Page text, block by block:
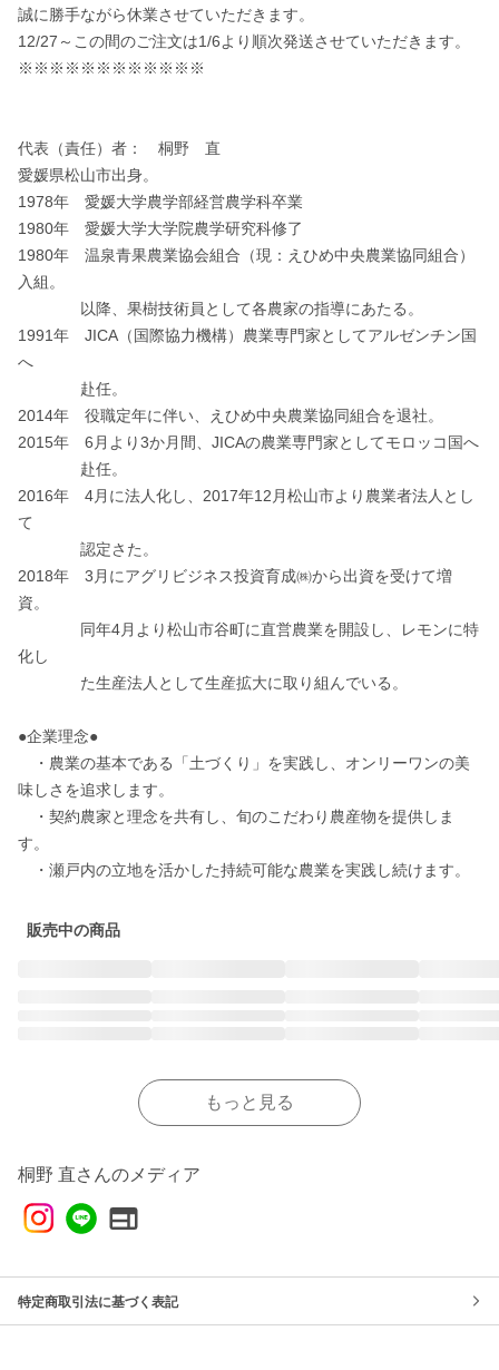
誠に勝手ながら休業させていただきます。
12/27～この間のご注文は1/6より順次発送させていただきます。
※※※※※※※※※※※※
代表（責任）者：　桐野　直
愛媛県松山市出身。
1978年　愛媛大学農学部経営農学科卒業
1980年　愛媛大学大学院農学研究科修了
1980年　温泉青果農業協会組合（現：えひめ中央農業協同組合）
入組。
以降、果樹技術員として各農家の指導にあたる。
1991年　JICA（国際協力機構）農業専門家としてアルゼンチン国
へ
赴任。
2014年　役職定年に伴い、えひめ中央農業協同組合を退社。
2015年　6月より3か月間、JICAの農業専門家としてモロッコ国へ
赴任。
2016年　4月に法人化し、2017年12月松山市より農業者法人とし
て
認定さた。
2018年　3月にアグリビジネス投資育成㈱から出資を受けて増
資。
同年4月より松山市谷町に直営農業を開設し、レモンに特
化し
た生産法人として生産拡大に取り組んでいる。
●企業理念●
・農業の基本である「土づくり」を実践し、オンリーワンの美
味しさを追求します。
・契約農家と理念を共有し、旬のこだわり農産物を提供しま
す。
・瀬戸内の立地を活かした持続可能な農業を実践し続けます。
販売中の商品
もっと見る
桐野 直さんのメディア
特定商取引法に基づく表記